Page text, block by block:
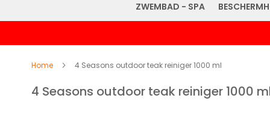
ZWEMBAD - SPA
Home 4 Seasons outdoor teak reiniger 1000 ml
4 Seasons outdoor teak reiniger 1000